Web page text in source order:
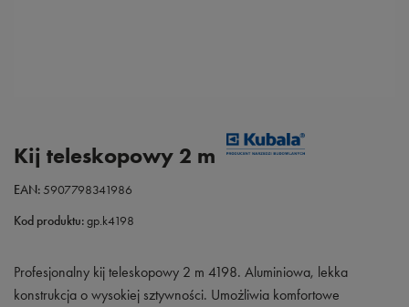
Kij teleskopowy 2 m
EAN:5907798341986
Kod produktu:gp.k4198
Profesjonalny kij teleskopowy 2 m 4198. Aluminiowa, lekka
konstrukcja o wysokiej sztywności. Umożliwia komfortowe